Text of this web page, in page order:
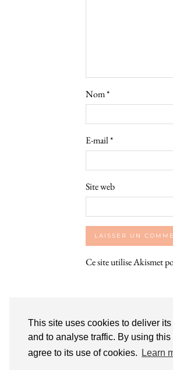
This site uses cookies to deliver
and to analyse traffic. By using this
agree to its use of cookies.
Learn
Nom*
E-mail*
Site web
Ce site utilise Akismet
Bienvenue sur le So
années. À travers ce
rochelaises pour